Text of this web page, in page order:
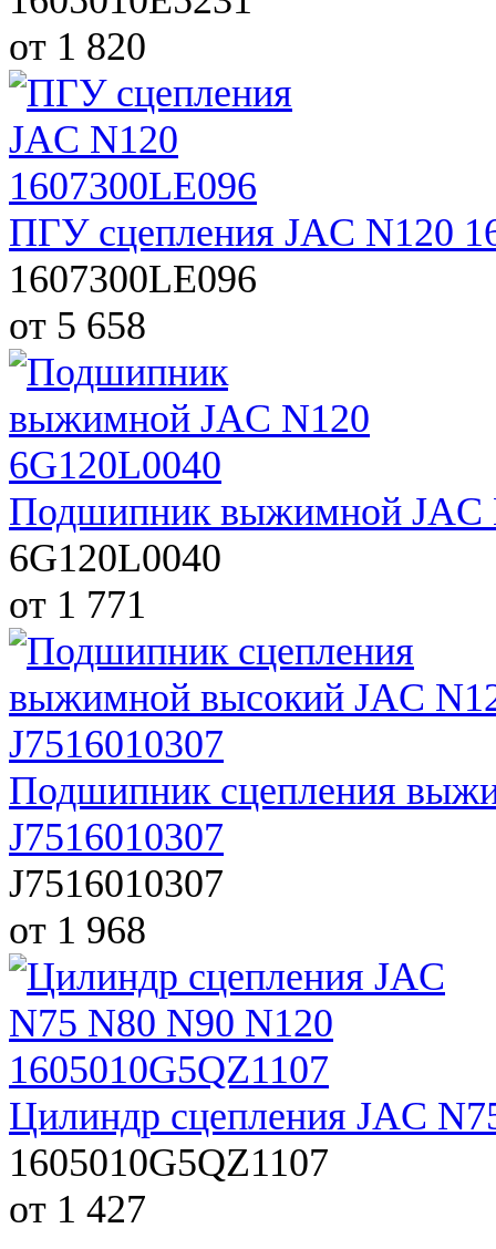
от 1 820
ПГУ сцепления JAC N120
1607300LE096
от 5 658
Подшипник выжимной JAC
6G120L0040
от 1 771
Подшипник сцепления
J7516010307
J7516010307
от 1 968
Цилиндр сцепления JAC
1605010G5QZ1107
от 1 427